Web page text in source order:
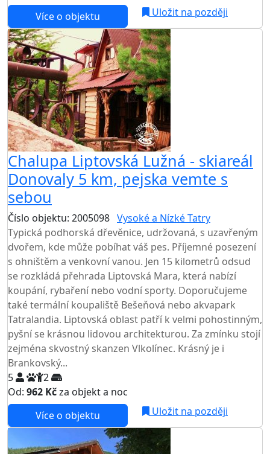
Více o objektu Uložit na později
Chalupa Liptovská Lužná - skiareál
Donovaly 5 km, pejska vemte s
sebou
Číslo objektu: 2005098 Vysoké a Nízké Tatry
Typická podhorská dřevěnice, udržovaná, s uzavřeným
dvořem, kde může pobíhat váš pes. Příjemné posezení
s ohništěm a venkovní vanou. Jen 15 kilometrů odsud
se rozkládá přehrada Liptovská Mara, která nabízí
koupání, rybaření nebo vodní sporty. Doporučujeme
také termální koupaliště Bešeňová nebo akvapark
Tatralandia. Liptovská oblast patří k velmi pohostinným,
pyšní se krásnou lidovou architekturou. Za zmínku stojí
zejména skvostný skanzen Vlkolínec. Krásný je i
Brankovský...
5
2
Od: 962 Kčza objekt a noc
Více o objektu Uložit na později